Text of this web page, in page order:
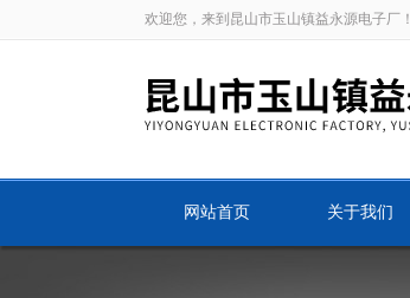
欢迎您，来到昆山市玉山镇益永源电子厂！
网站首页 关于我们